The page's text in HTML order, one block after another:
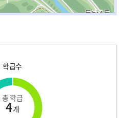
학급수
총 학급
4개